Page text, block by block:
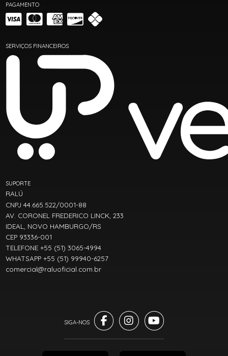
PAGAMENTO
SERVIÇOS FINANCEIROS
SUPORTE
RALÚ
CNPJ 44.665.522/0001-88
AV. CORONEL FREDERICO LINCK, 233
IDEAL, NOVO HAMBURGO/RS
CEP 93336-001
TELEFONE +55 (51) 3065-4994
WHATSAPP +55 (51) 99940-6257
comercial@raluoficial.com.br